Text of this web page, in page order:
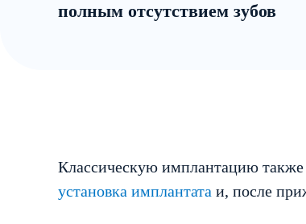
полным отсутствием зубов
Классическую имплантацию
установка имплантата и, после